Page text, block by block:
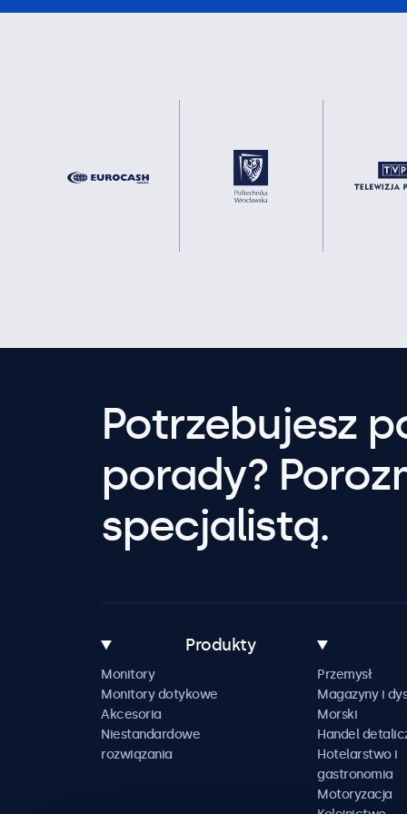
Potrzebujesz
porady?
specjalistą.
Produkty
Monitory
Monitory dotykowe
Akcesoria
Niestandardowe
rozwiązania
Przemysł
Magazyny i
Morski
Handel
Hotelarstwo i
gastronomia
Motoryzacja